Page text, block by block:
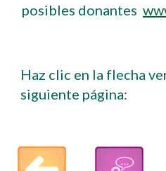
posibles donantes
Haz clic en la flecha
siguiente página: